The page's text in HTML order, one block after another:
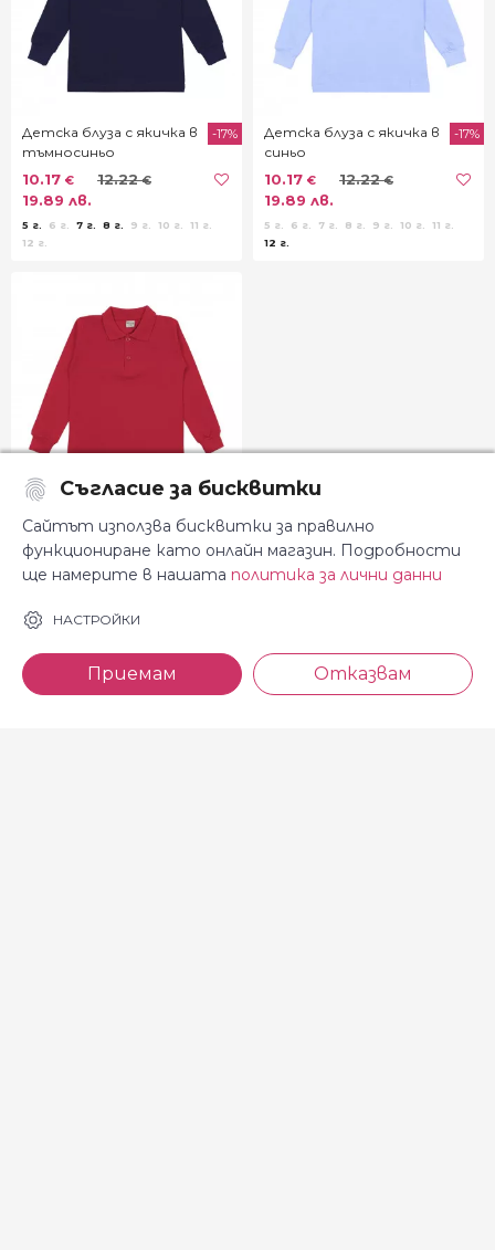
Детска блуза с якичка в
тъмносиньо
-17%
10.17 €
19.89 лв.
12.22€
5 г. 6 г. 7 г. 8 г. 9 г. 10 г.
11 г.
12 г.
Детска блуза с якичка в
синьо
-17%
10.17 €
19.89 лв.
12.22€
5 г. 6 г. 7 г. 8 г. 9 г. 10 г.
11 г.
12 г.
Детска блуза с якичка в
-17%
19.89 лв.
€
5 г. 8 г.
12 г.
Показани 43 от 43 артикули
Съгласие за бисквитки
Сайтът използва бисквитки за правилно
функциониране като онлайн магазин. Подробности
ще намерите в нашата политика за лични данни
НАСТРОЙКИ
Приемам Отказвам